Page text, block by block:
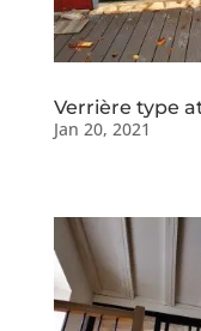
Verrière type
Jan 20, 2021